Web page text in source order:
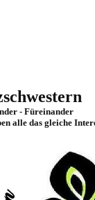
- Füreinander
alle das gleiche